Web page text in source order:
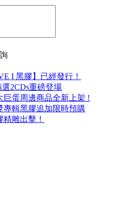
I 黑膠】已經發行！
2CDs重磅登場
巨蛋周邊商品全新上架 !
專輯黑膠追加限時預購
雕出擊！